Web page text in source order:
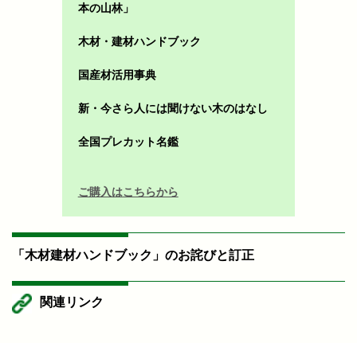
本の山林」
木材・建材ハンドブック
国産材活用事典
新・今さら人には聞けない木のはなし
全国プレカット名鑑
ご購入はこちらから
「木材建材ハンドブック」のお詫びと訂正
関連リンク